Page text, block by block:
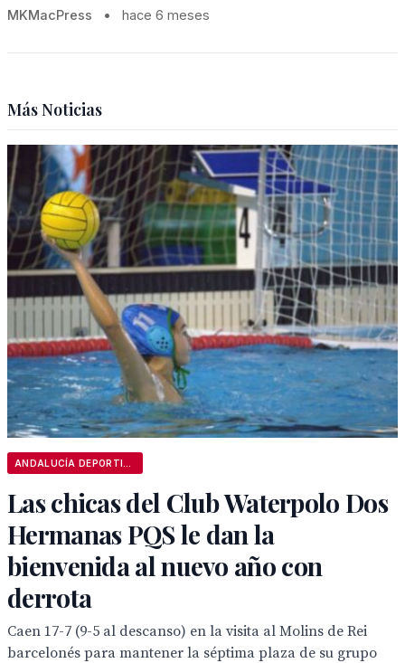
MKMacPress • hace 6 meses
Más Noticias
Las chicas del Club Waterpolo Dos
Hermanas PQS le dan la
bienvenida al nuevo año con
derrota
Caen 17-7 (9-5 al descanso) en la visita al Molins de Rei
barcelonés para mantener la séptima plaza de su grupo